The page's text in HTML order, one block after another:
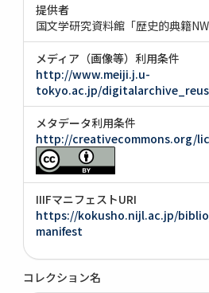
提供者
国文学研究資料館「歴史的典籍NW
メディア（画像等）利用条件
http://www.meiji.j.u-
tokyo.ac.jp/
メタデータ利用条件
http://creativecommons.org/
IIIFマニフェストURI
https://kokusho.nijl.ac.jp/
manifest
コレクション名